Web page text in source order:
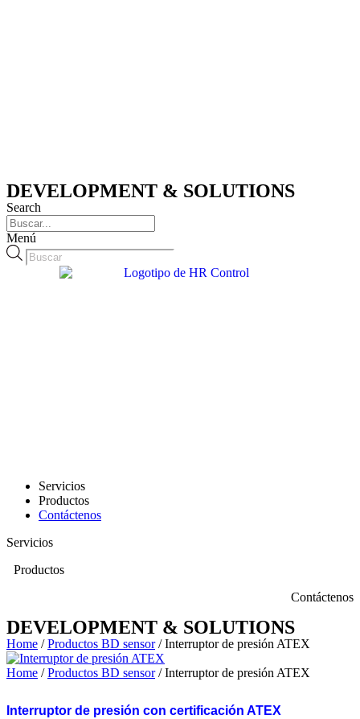
DEVELOPMENT & SOLUTIONS
Search
Menú
Búsqueda
de
productos
Servicios
Productos
Contáctenos
Servicios
Productos
Contáctenos
DEVELOPMENT & SOLUTIONS
Home /Productos BD sensor/ Interruptor de presión ATEX
Home /Productos BD sensor/ Interruptor de presión ATEX
Interruptor de presión con certificación ATEX